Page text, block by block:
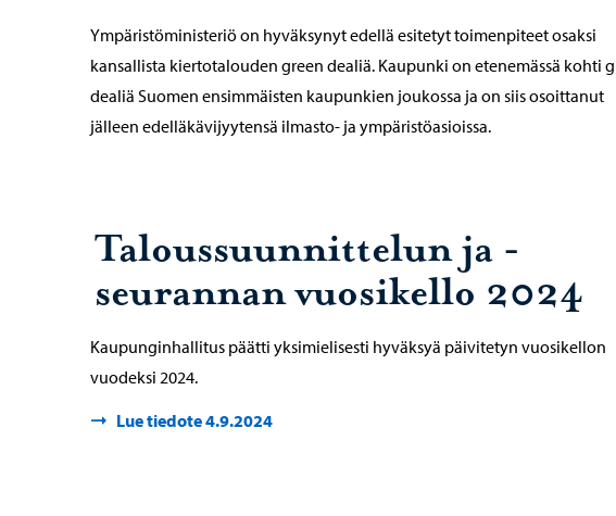
Ympäristöministeriö on hyväksynyt edellä esitetyt toimenpiteet osaksi
kansallista kiertotalouden green dealiä. Kaupunki on etenemässä kohti
dealiä Suomen ensimmäisten kaupunkien joukossa ja on siis osoittanut
jälleen edelläkävijyytensä ilmasto- ja ympäristöasioissa.
Taloussuunnittelun ja -
seurannan vuosikello 2024
Kaupunginhallitus päätti yksimielisesti hyväksyä päivitetyn vuosikellon
vuodeksi 2024.
Lue tiedote 4.9.2024